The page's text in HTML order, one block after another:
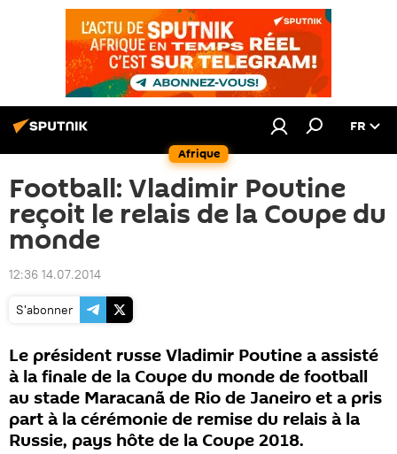
Afrique
FR
Football: Vladimir Poutine
reçoit le relais de la Coupe du
monde
12:36 14.07.2014
S'abonner
Le président russe Vladimir Poutine a assisté
à la finale de la Coupe du monde de football
au stade Maracanã de Rio de Janeiro et a pris
part à la cérémonie de remise du relais à la
Russie, pays hôte de la Coupe 2018.